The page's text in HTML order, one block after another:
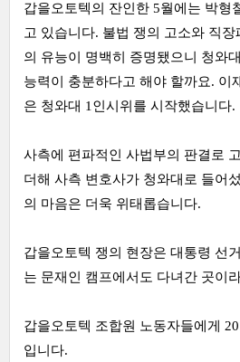
갑을오토텍의 잔인한 5월에는 박형
고 있습니다. 불법 쟁의 고소와 직
의 유능이 명백히 증명됐으니 청와
능력이 충분하다고 해야 할까요. 이
은 청와대 1인시위를 시작했습니다.
사측에 편파적인 사법부의 판결로
더해 사측 변호사가 청와대로 들어
의 마음은 더욱 위태롭습니다.
갑을오토텍 쟁의 현장은 대통령 선
는 문재인 캠프에서도 다녀간 곳이
갑을오토텍 조합원 노동자들에게
입니다.